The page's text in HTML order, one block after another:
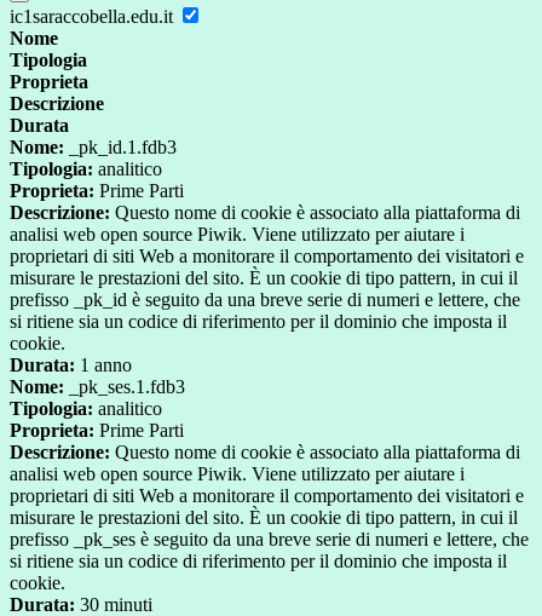
ic1saraccobella.edu.it
Nome
Tipologia
Proprieta
Descrizione
Durata
Nome: _pk_id.1.fdb3
Tipologia: analitico
Proprieta: Prime Parti
Descrizione: Questo nome di cookie è associato alla piattaforma di
analisi web open source Piwik. Viene utilizzato per aiutare i
proprietari di siti Web a monitorare il comportamento dei visitatori e
misurare le prestazioni del sito. È un cookie di tipo pattern, in cui il
prefisso _pk_id è seguito da una breve serie di numeri e lettere, che
si ritiene sia un codice di riferimento per il dominio che imposta il
cookie.
Durata: 1 anno
Nome: _pk_ses.1.fdb3
Tipologia: analitico
Proprieta: Prime Parti
Descrizione: Questo nome di cookie è associato alla piattaforma di
analisi web open source Piwik. Viene utilizzato per aiutare i
proprietari di siti Web a monitorare il comportamento dei visitatori e
misurare le prestazioni del sito. È un cookie di tipo pattern, in cui il
prefisso _pk_ses è seguito da una breve serie di numeri e lettere, che
si ritiene sia un codice di riferimento per il dominio che imposta il
cookie.
Durata: 30 minuti